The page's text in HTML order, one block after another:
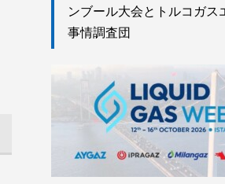
ンブール大会とトルコガス
事情調査団